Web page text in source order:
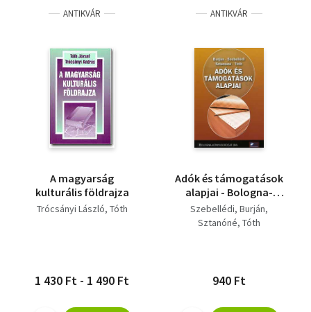
ANTIKVÁR
A magyarság
kulturális földrajza
Trócsányi László Tóth
1 430 Ft - 1 490 Ft
ANTIKVÁR
Adók és támogatások
alapjai - Bologna-
könyvsorozat (BA)
Szebellédi Burján
Sztanóné Tóth
940 Ft